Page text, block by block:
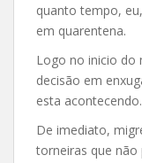
quanto tempo,
em quarentena.
Logo no inicio do
decisão em
esta acontecendo.
De imediato,
torneiras que não